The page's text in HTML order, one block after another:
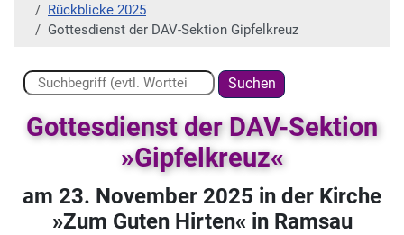
Rückblicke 2025
Gottesdienst der DAV-Sektion Gipfelkreuz
Suchen ...
Suchen
Gottesdienst der DAV-Sektion
»Gipfelkreuz«
am 23. November 2025 in der Kirche
»Zum Guten Hirten« in Ramsau